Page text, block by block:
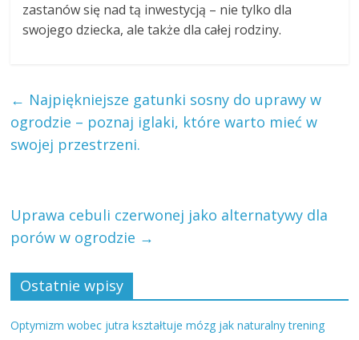
zastanów się nad tą inwestycją – nie tylko dla
swojego dziecka, ale także dla całej rodziny.
← Najpiękniejsze gatunki sosny do uprawy w
ogrodzie – poznaj iglaki, które warto mieć w
swojej przestrzeni.
Uprawa cebuli czerwonej jako alternatywy dla
porów w ogrodzie →
Ostatnie wpisy
Optymizm wobec jutra kształtuje mózg jak naturalny trening